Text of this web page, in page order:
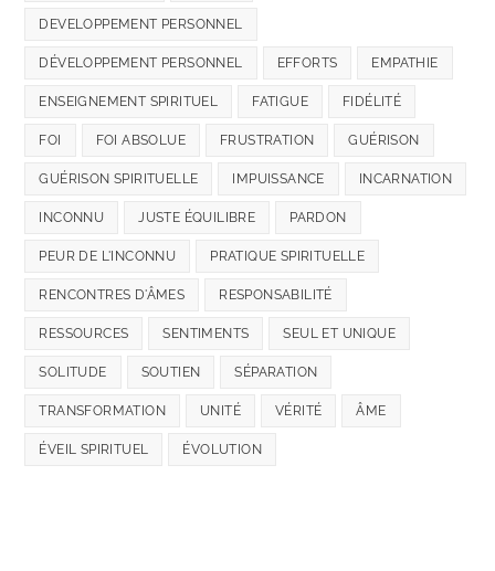
DEVELOPPEMENT PERSONNEL
DÉVELOPPEMENT PERSONNEL EFFORTS EMPATHIE
ENSEIGNEMENT SPIRITUEL FATIGUE FIDÉLITÉ
FOI FOI ABSOLUE FRUSTRATION GUÉRISON
GUÉRISON SPIRITUELLE IMPUISSANCE INCARNATION
INCONNU JUSTE ÉQUILIBRE PARDON
PEUR DE L'INCONNU PRATIQUE SPIRITUELLE
RENCONTRES D'ÂMES RESPONSABILITÉ
RESSOURCES SENTIMENTS SEUL ET UNIQUE
SOLITUDE SOUTIEN SÉPARATION
TRANSFORMATION UNITÉ VÉRITÉ ÂME
ÉVEIL SPIRITUEL ÉVOLUTION